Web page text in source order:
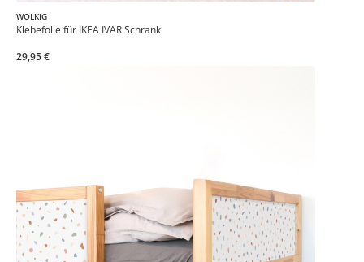
WOLKIG
Klebefolie für IKEA IVAR Schrank
29,95 €